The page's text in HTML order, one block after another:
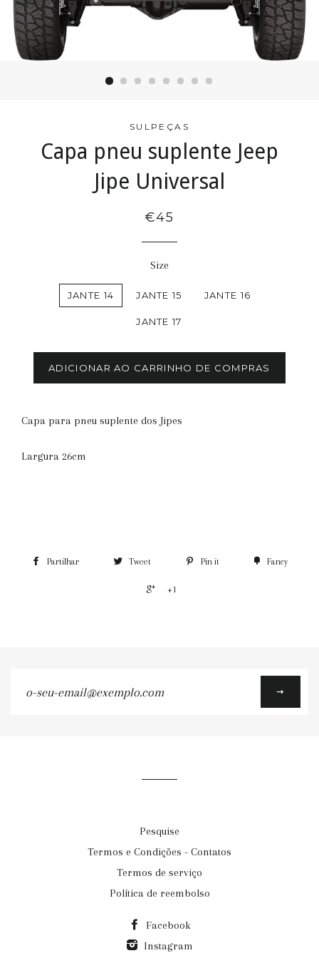
SULPEÇAS
Capa pneu suplente Jeep
Jipe Universal
€45
Size
JANTE 14 JANTE 15 JANTE 16
JANTE 17
ADICIONAR AO CARRINHO DE COMPRAS
Capa para pneu suplente dos Jipes
Largura 26cm
Partilhar Tweet Pin it Fancy
+1
Pesquise
Termos e Condições - Contatos
Termos de serviço
Política de reembolso
Facebook
Instagram